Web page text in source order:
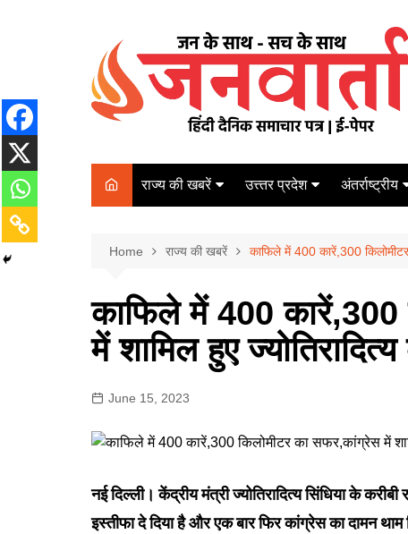
राज्य की खबरें
पटना
कोलकाता
नई दिल्ली
मुम्बई
उत्त्तर प्रदेश
कानपुर
आज़मगढ़
ग़ाज़ीपुर
लखनऊ
अंतर्राष्ट्रीय
Home राज्य की खबरें काफिले में 400 कारें,300 किलोमीटर
काफिले में 400 कारें,300
में शामिल हुए ज्योतिरादित्य
June 15, 2023
नई दिल्ली। केंद्रीय मंत्री ज्योतिरादित्य सिंधिया के
इस्तीफा दे दिया है और एक बार फिर कांग्रेस का दामन